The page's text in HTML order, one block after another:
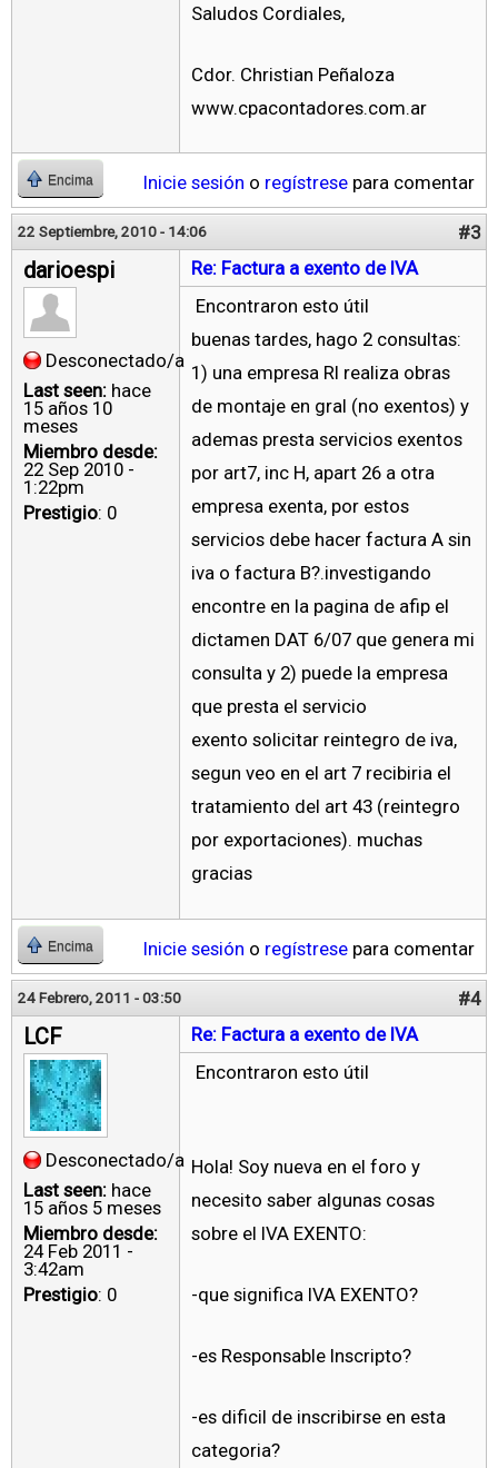
Saludos Cordiales,
Cdor. Christian Peñaloza
www.cpacontadores.com.ar
Encima Inicie sesión o regístrese para comentar
22 Septiembre, 2010 - 14:06 #3
darioespi
Desconectado/a
Last seen: hace
15 años 10
meses
Miembro desde:
22 Sep 2010 -
1:22pm
Prestigio: 0
Re: Factura a exento de IVA
Encontraron esto útil
buenas tardes, hago 2 consultas:
1) una empresa RI realiza obras
de montaje en gral (no exentos) y
ademas presta servicios exentos
por art7, inc H, apart 26 a otra
empresa exenta, por estos
servicios debe hacer factura A sin
iva o factura B?.investigando
encontre en la pagina de afip el
dictamen DAT 6/07 que genera mi
consulta y 2) puede la empresa
que presta el servicio
exento solicitar reintegro de iva,
segun veo en el art 7 recibiria el
tratamiento del art 43 (reintegro
por exportaciones). muchas
gracias
Encima Inicie sesión o regístrese para comentar
24 Febrero, 2011 - 03:50 #4
LCF
Desconectado/a
Last seen: hace
15 años 5 meses
Miembro desde:
24 Feb 2011 -
3:42am
Prestigio: 0
Re: Factura a exento de IVA
Encontraron esto útil
Hola! Soy nueva en el foro y
necesito saber algunas cosas
sobre el IVA EXENTO:
-que significa IVA EXENTO?
-es Responsable Inscripto?
-es dificil de inscribirse en esta
categoria?